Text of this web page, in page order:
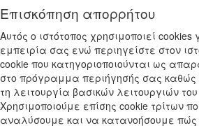
Επισκόπηση απορρήτου
Αυτός ο ιστότοπος χρησιμοποιεί
εμπειρία σας ενώ περιηγείστε στον
cookie που κατηγοριοποιούνται ως
στο πρόγραμμα περιήγησής σας καθώς
τη λειτουργία βασικών λειτουργιών του
Χρησιμοποιούμε επίσης cookie τρίτων
αναλύσουμε και να κατανοήσουμε πώς